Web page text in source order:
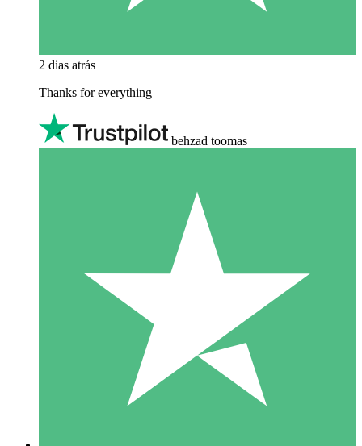
2 dias atrás
Thanks for everything
behzad toomas